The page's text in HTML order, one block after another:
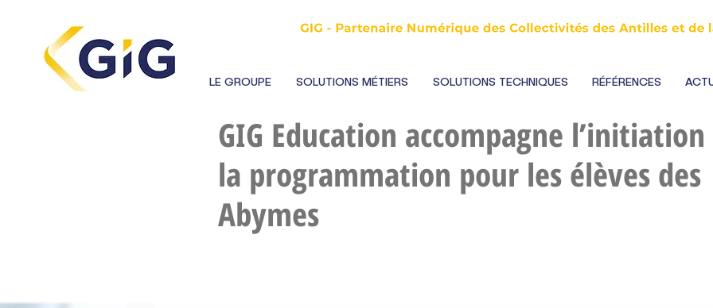
LE GROUPE SOLUTIONS MÉTIERS SOLUTIONS TECHNIQUES RÉFÉRENCES
GIG Education accompagne l’initiation
la programmation pour les élèves des
Abymes